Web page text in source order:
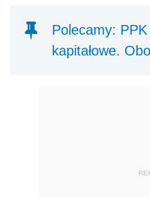
Polecamy:
kapitałowe.